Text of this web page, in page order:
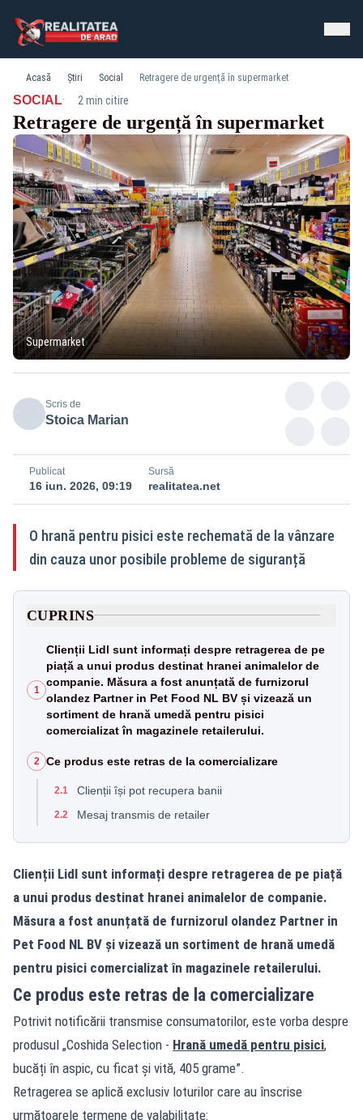
Acasă Știri Social Retragere de urgență în supermarket
SOCIAL· 2 min citire
Retragere de urgență în supermarket
Supermarket
Scris de
Stoica Marian
Publicat
16 iun. 2026, 09:19
Sursă
realitatea.net
O hrană pentru pisici este rechemată de la vânzare
din cauza unor posibile probleme de siguranță
CUPRINS
1
Clienții Lidl sunt informați despre retragerea de pe
piață a unui produs destinat hranei animalelor de
companie. Măsura a fost anunțată de furnizorul
olandez Partner in Pet Food NL BV și vizează un
sortiment de hrană umedă pentru pisici
comercializat în magazinele retailerului.
2 Ce produs este retras de la comercializare
2.1 Clienții își pot recupera banii
2.2 Mesaj transmis de retailer
Clienții Lidl sunt informați despre retragerea de pe piață
a unui produs destinat hranei animalelor de companie.
Măsura a fost anunțată de furnizorul olandez Partner in
Pet Food NL BV și vizează un sortiment de hrană umedă
pentru pisici comercializat în magazinele retailerului.
Ce produs este retras de la comercializare
Potrivit notificării transmise consumatorilor, este vorba despre
produsul „Coshida Selection - Hrană umedă pentru pisici,
bucăți în aspic, cu ficat și vită, 405 grame”.
Retragerea se aplică exclusiv loturilor care au înscrise
următoarele termene de valabilitate: